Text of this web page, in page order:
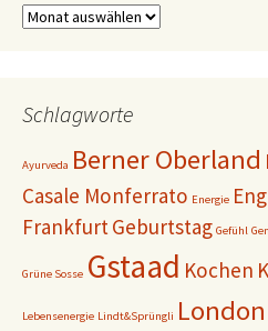
Das
Schlagworte
Ayurveda Berner Oberland
Casale Monferrato Energie
FrankfurtGeburtstag Gefühl
Grüne Sosse Gstaad Kochen
Lebensenergie Lindt&Sprüngli London